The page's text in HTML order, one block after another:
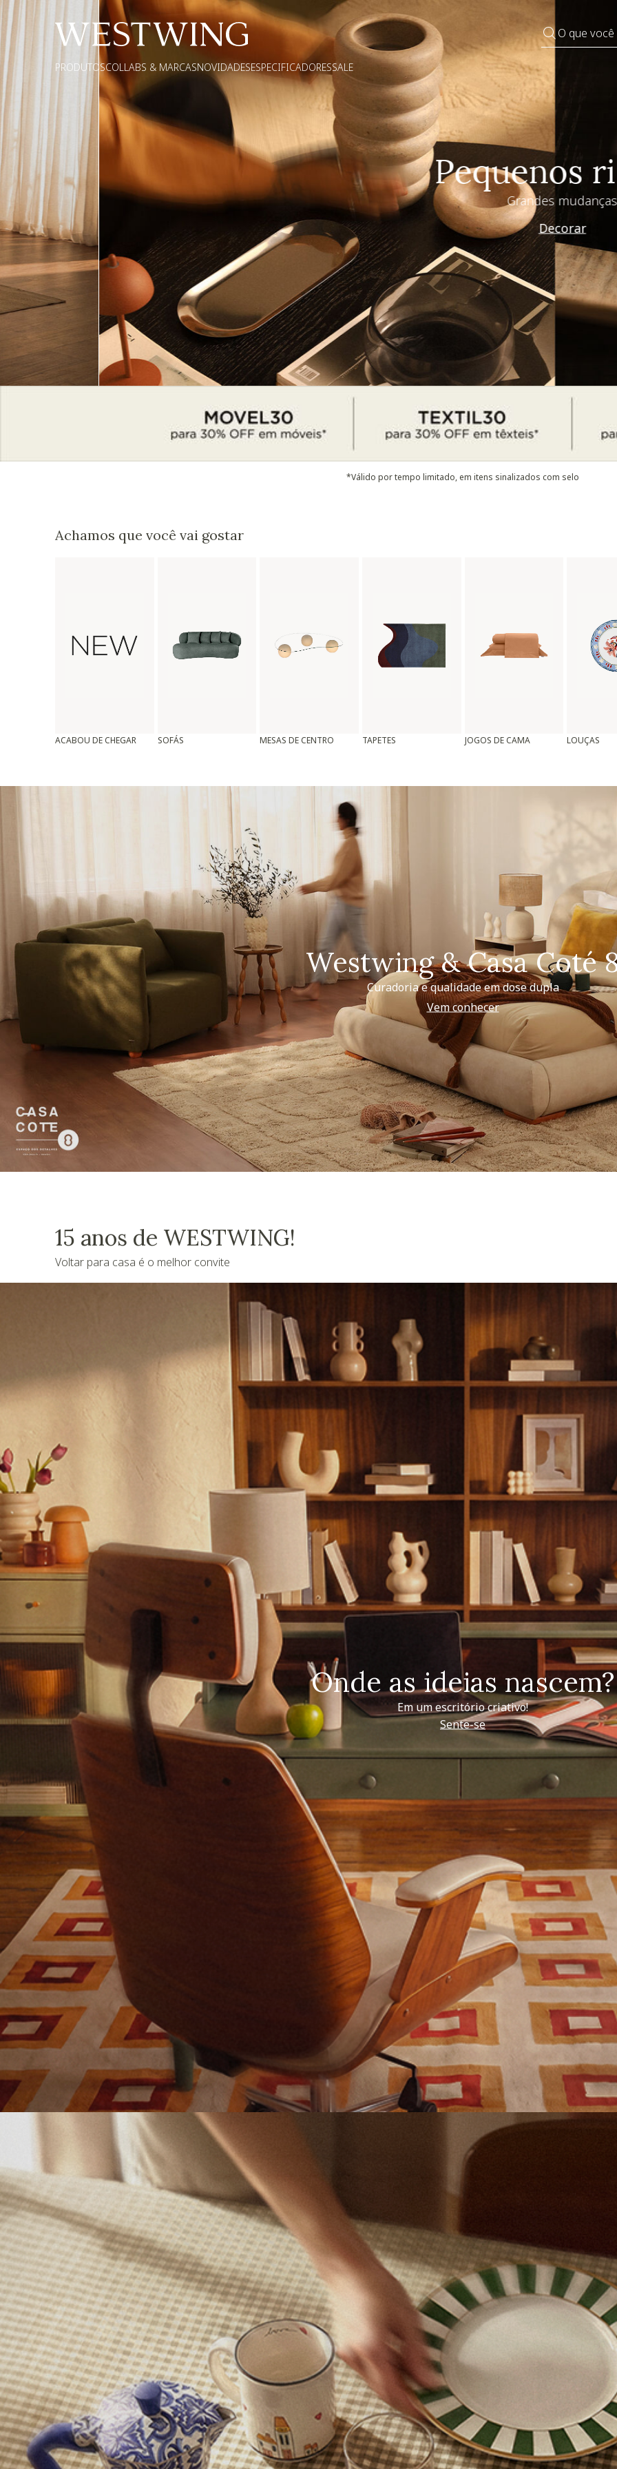
O que
PRODUTOSCOLLABS & MARCASNOVIDADESESPECIFICADORESSALE
Pequenos rituais
Grandes mudanças
Decorar
*Válido por tempo limitado, em itens sinalizados com selo
Achamos que você vai gostar
ACABOU DE CHEGAR SOFÁS MESAS DE CENTRO TAPETES JOGOS DE CAMA LOUÇAS
Westwing & Casa Coté
Curadoria e qualidade em dose dupla
Vem conhecer
15 anos de WESTWING!
Voltar para casa é o melhor convite
Onde as ideias nascem?
Em um escritório criativo!
Sente-se